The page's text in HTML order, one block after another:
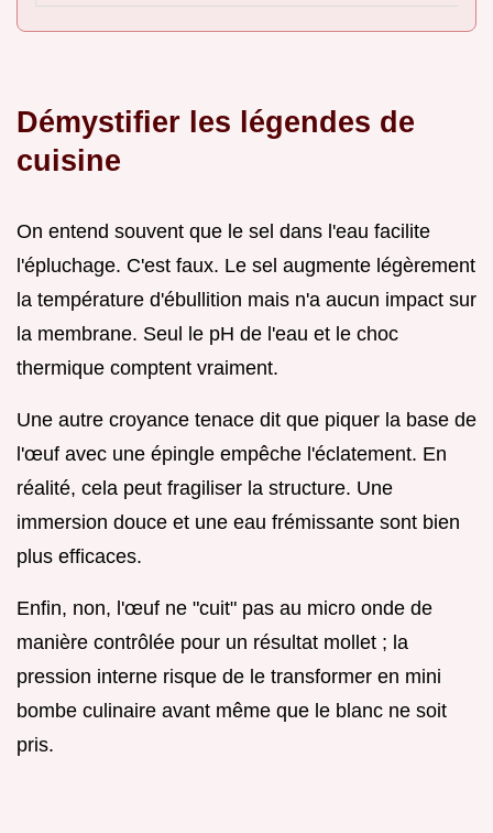
Démystifier les légendes de
cuisine
On entend souvent que le sel dans l'eau facilite
l'épluchage. C'est faux. Le sel augmente légèrement
la température d'ébullition mais n'a aucun impact sur
la membrane. Seul le pH de l'eau et le choc
thermique comptent vraiment.
Une autre croyance tenace dit que piquer la base de
l'œuf avec une épingle empêche l'éclatement. En
réalité, cela peut fragiliser la structure. Une
immersion douce et une eau frémissante sont bien
plus efficaces.
Enfin, non, l'œuf ne "cuit" pas au micro onde de
manière contrôlée pour un résultat mollet ; la
pression interne risque de le transformer en mini
bombe culinaire avant même que le blanc ne soit
pris.